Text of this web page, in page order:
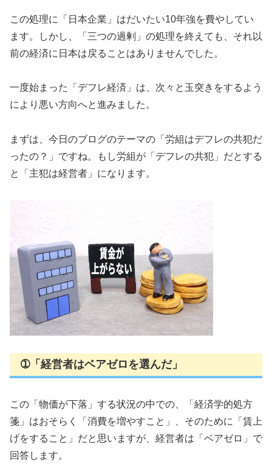
この処理に「日本企業」はだいたい10年強を費やしてい
ます。しかし、「三つの過剰」の処理を終えても、それ以
前の経済に日本は戻ることはありませんでした。
一度始まった「デフレ経済」は、次々と玉突きをするよう
により悪い方向へと進みました。
まずは、今日のブログのテーマの「労組はデフレの共犯だ
ったの？」ですね。もし労組が「デフレの共犯」だとする
と「主犯は経営者」になります。
➀「経営者はベアゼロを選んだ」
この「物価が下落」する状況の中での、「経済学的処方
箋」はおそらく「消費を増やすこと」、そのために「賃上
げをすること」だと思いますが、経営者は「ベアゼロ」で
回答します。